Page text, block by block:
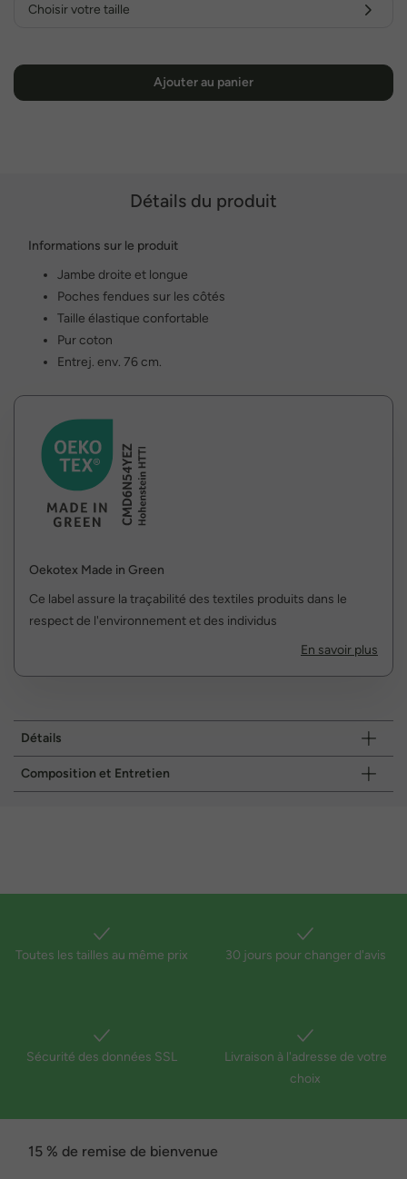
Choisir votre taille
Ajouter au panier
Détails du produit
Informations sur le produit
Jambe droite et longue
Poches fendues sur les côtés
Taille élastique confortable
Pur coton
Entrej. env. 76 cm.
Oekotex Made in Green
Ce label assure la traçabilité des textiles produits dans le
respect de l'environnement et des individus
En savoir plus
Détails
Composition et Entretien
Toutes les tailles au même prix 30 jours pour changer d'avis
Sécurité des données SSL
Livraison à l'adresse de votre
choix
15 % de remise de bienvenue